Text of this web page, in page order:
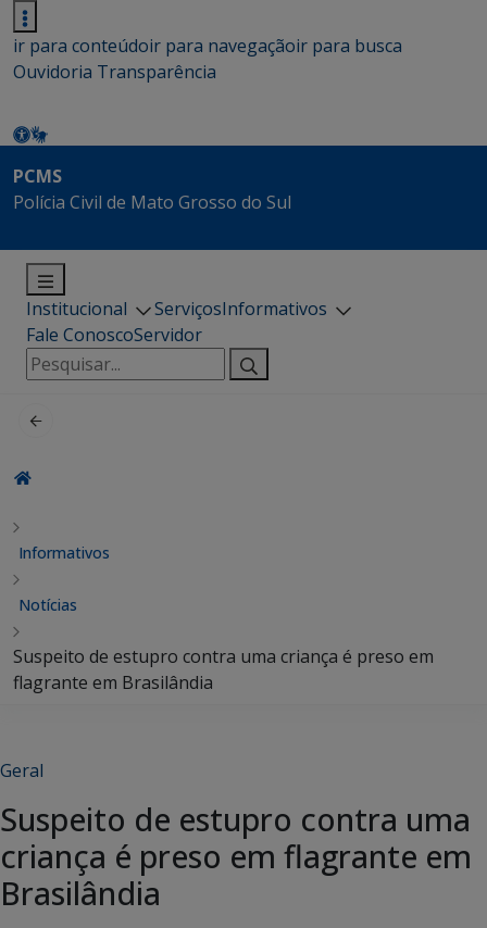
ir para conteúdoir para navegaçãoir para busca
Ouvidoria Transparência
PCMS
Polícia Civil de Mato Grosso do Sul
Institucional ServiçosInformativos
Fale ConoscoServidor
Pesquisar
por:
Informativos
Notícias
Suspeito de estupro contra uma criança é preso em
flagrante em Brasilândia
Geral
Suspeito de estupro contra uma
criança é preso em flagrante em
Brasilândia